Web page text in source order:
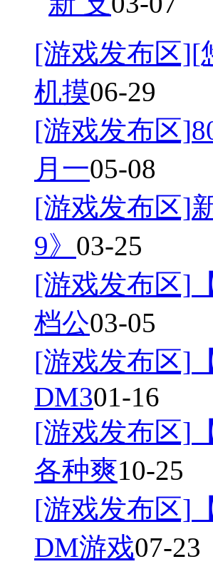
[游戏发布区][
机摸06-29
[游戏发布区]
月一05-08
[游戏发布区]
9》 03-25
[游戏发布区]
档公03-05
[游戏发布区]
DM301-16
[游戏发布区]
各种爽10-25
[游戏发布区]
DM游戏07-23